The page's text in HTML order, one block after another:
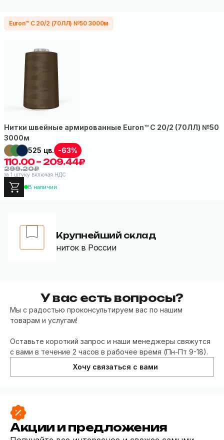
Euron™ C 20/2 (70ЛЛ) №50 3000м
Нитки швейные армированные Euron™ C 20/2 (70ЛЛ) №50
3000м
525 цв. -63%
110.00 – 209.44₽
299.20₽
за 1 штуку включая НДС
В наличии
Крупнейший склад
ниток в России
У вас есть вопросы?
Мы с радостью проконсультируем вас по нашим
товарам и услугам!
Оставьте короткий запрос и наши менеджеры свяжутся
с вами в течение 2 часов в рабочее время (Пн-Пт 9-18).
Хочу связаться с вами
Акции и предложения